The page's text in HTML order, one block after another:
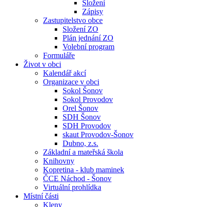
Složení
Zápisy
Zastupitelstvo obce
Složení ZO
Plán jednání ZO
Volební program
Formuláře
Život v obci
Kalendář akcí
Organizace v obci
Sokol Šonov
Sokol Provodov
Orel Šonov
SDH Šonov
SDH Provodov
skaut Provodov-Šonov
Dubno, z.s.
Základní a mateřská škola
Knihovny
Kopretina - klub maminek
ČCE Náchod - Šonov
Virtuální prohlídka
Místní části
Kleny